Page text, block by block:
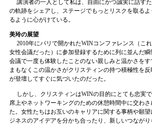
講演者の一人として私は、自由にかつ誠実に話す
の軌跡をシェアし、ステージでもっとリスクを取る
るように心がけている。
美玲の展望
2010年にパリで開かれたWINコンファレンス（こ
女性会議だった）に参加登録するために列に並んだ
会議で一度も体験したことのない親しみと温かさを
まもなくこの温かさがクリスティンの持つ積極性を
が登壇してすぐに気づいたのだった。
しかし、クリスティンはWINの目的にとても忠実
席上やネットワーキングのための休憩時間中に交わ
た。女性たちはお互いのキャリアに関する事柄や願
ジネスのアイデアを分かち合ったり、新しいつなが